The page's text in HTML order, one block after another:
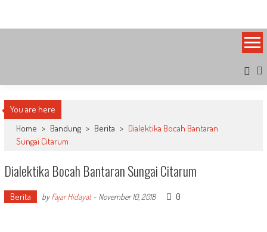
content
You are here
Home > Bandung > Berita > Dialektika Bocah Bantaran
Sungai Citarum
Dialektika Bocah Bantaran Sungai Citarum
Berita byFajar Hidayat- November 10, 2018 0